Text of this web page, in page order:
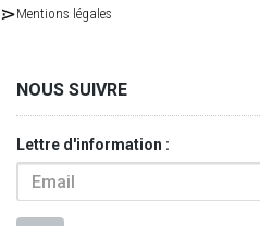
Mentions légales
NOUS SUIVRE
Lettre d'information :